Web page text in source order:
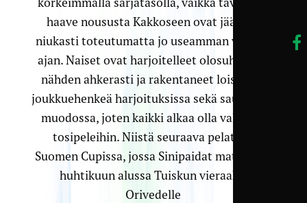
haave noususta Kakkoseen ovat jääneet
niukasti toteutumatta jo useamman vuoden
ajan. Naiset ovat harjoitelleet olosuhteisiin
nähden ahkerasti ja rakentaneet loistavaa
joukkuehenkeä harjoituksissa sekä saunaillan
muodossa, joten kaikki alkaa olla valmiina
tosipeleihin. Niistä seuraava pelataan
Suomen Cupissa, jossa Sinipaidat matkustaa
huhtikuun alussa Tuiskun vieraaksi
Orivedelle